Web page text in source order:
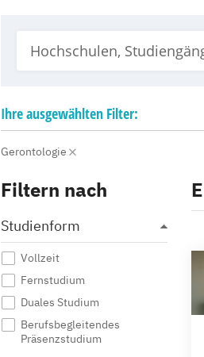
Ihreausgewählten Filter:
Gerontologie
Filtern nach
Studienform
Vollzeit
Fernstudium
Duales Studium
Berufsbegleitendes
Präsenzstudium